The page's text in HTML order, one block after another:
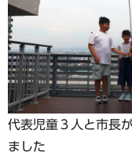
代表児童３人と市長
ました